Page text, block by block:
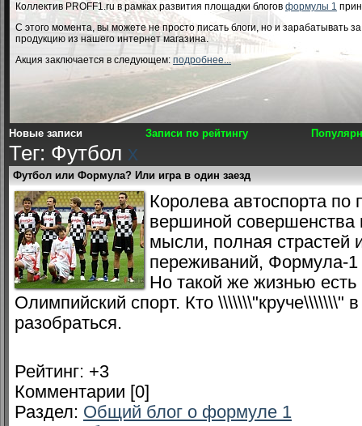
Коллектив PROFF1.ru в рамках развития площадки блогов формулы 1
С этого момента, вы можете не просто писать блоги, но и зарабатывать
продукцию из нашего интернет магазина.
Акция заключается в следующем: подробнее...
Новые записи Записи по рейтингу
Тег: Футбол x
Футбол или Формула? Или игра в один заезд
Королева автоспорта по
вершиной совершенства
мысли, полная страстей
переживаний, Формула-1
Но такой же жизнью
Олимпийский спорт. Кто \\\\\\\"круче\\\\\\\"
разобраться.
Рейтинг: +3
Комментарии [0]
Раздел: Общий блог о формуле 1